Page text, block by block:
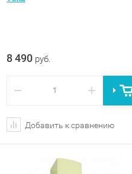
8 490 руб.
− +
Добавить к сравнению